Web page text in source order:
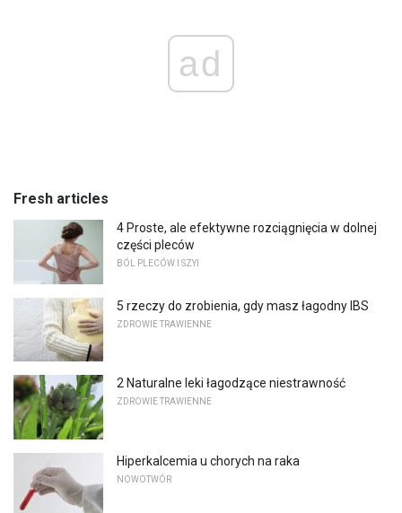
ad
Fresh articles
4 Proste, ale efektywne rozciągnięcia w dolnej
części pleców
BÓL PLECÓW I SZYI
5 rzeczy do zrobienia, gdy masz łagodny IBS
ZDROWIE TRAWIENNE
2 Naturalne leki łagodzące niestrawność
ZDROWIE TRAWIENNE
Hiperkalcemia u chorych na raka
NOWOTWÓR